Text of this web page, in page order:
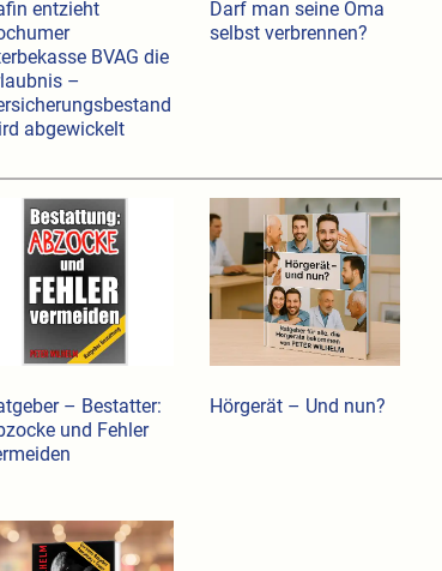
entzieht
BVAG die
–
abgewickelt
Darf man seine Oma
selbst verbrennen?
– Bestatter:
und Fehler
Hörgerät – Und nun?